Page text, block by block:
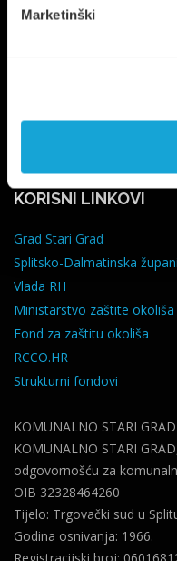
Marketinški
NAUTIKA +385 95
info@komunalno-
KORISNI LINKOVI
Grad Stari Grad
Splitsko-Dalmatinska
Vlada RH
Ministarstvo zaštite okoliša
Fond za zaštitu okoliša
RCCO.HR
Strukturni fondovi
KOMUNALNO STARI
KOMUNALNO STARI
odgovornošću za
OIB 32328464260
Tijelo: Trgovački sud u
Godina osnivanja: 1966.